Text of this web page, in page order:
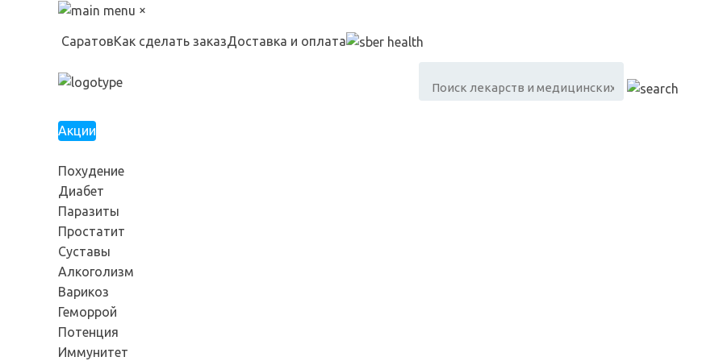
×
СаратовКак сделать заказДоставка и оплата
Акции
Похудение
Диабет
Паразиты
Простатит
Суставы
Алкоголизм
Варикоз
Геморрой
Потенция
Иммунитет